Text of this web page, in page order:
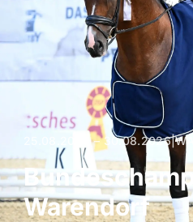
25.08.2026 – 30.08.2026|
Warendorf